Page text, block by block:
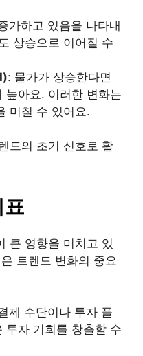
가하고 있음을 나타내
상승으로 이어질 수
: 물가가 상승한다면
높아요. 이러한 변화는
미칠 수 있어요.
드의 초기 신호로 활
큰 영향을 미치고 있
트렌드 변화의 중요
제 수단이나 투자 플
투자 기회를 창출할 수